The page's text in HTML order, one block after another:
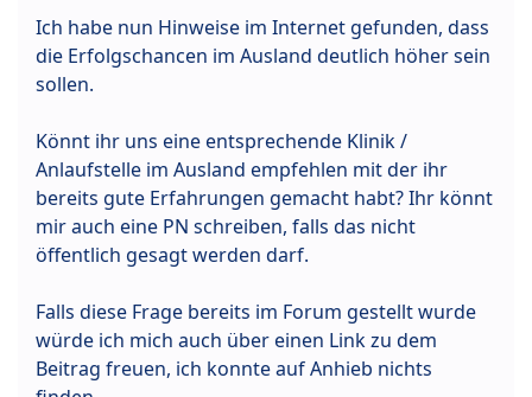
Ich habe nun Hinweise im Internet gefunden, dass
die Erfolgschancen im Ausland deutlich höher sein
sollen.
Könnt ihr uns eine entsprechende Klinik /
Anlaufstelle im Ausland empfehlen mit der ihr
bereits gute Erfahrungen gemacht habt? Ihr könnt
mir auch eine PN schreiben, falls das nicht
öffentlich gesagt werden darf.
Falls diese Frage bereits im Forum gestellt wurde
würde ich mich auch über einen Link zu dem
Beitrag freuen, ich konnte auf Anhieb nichts